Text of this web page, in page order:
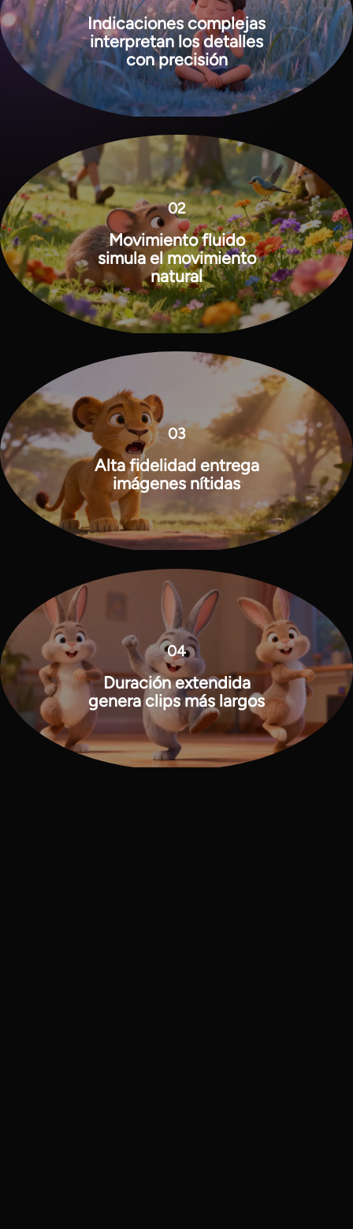
View all tools
Indicaciones complejas
interpretan los detalles
con precisión
02
Movimiento fluido
simula el movimiento
natural
03
Alta fidelidad entrega
imágenes nítidas
04
Duración extendida
genera clips más largos